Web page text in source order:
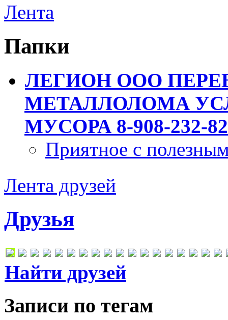
Лента
Папки
ЛЕГИОН ООО
МЕТАЛЛОЛОМА
МУСОРА 8-908-232-
Приятное с
Лента друзей
Друзья
Найти друзей
Записи по тегам